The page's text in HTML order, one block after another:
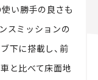
い勝手の良さも
スミッションの
下に搭載し、前
と比べて床面地